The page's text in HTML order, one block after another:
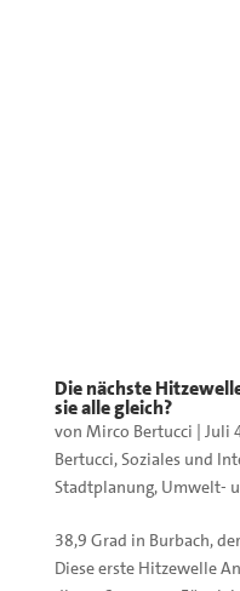
Die nächste
sie alle gleich?
von Mirco Bertucci | Juli
Bertucci,Soziales und
Stadtplanung, Umwelt-
38,9 Grad in Burbach,
Diese erste Hitzewelle